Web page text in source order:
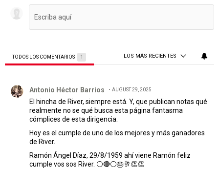
TODOS LOS COMENTARIOS 1 LOS MÁS RECIENTES
Antonio Héctor Barrios AUGUST 29, 2025
El hincha de River, siempre está. Y, que publican notas qué
realmente no se qué busca esta página fantasma
cómplices de esta dirigencia.
Hoy es el cumple de uno de los mejores y más ganadores
de River.
Ramón Ángel Díaz, 29/8/1959 ahí viene Ramón feliz
cumple vos sos River. ⚪🔴⚪🎂🥂👏👏